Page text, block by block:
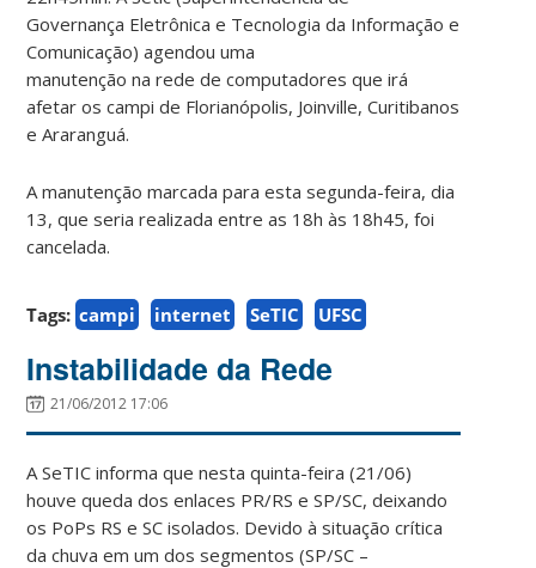
Governança Eletrônica e Tecnologia da Informação e
Comunicação) agendou uma
manutenção na rede de computadores que irá
afetar os campi de Florianópolis, Joinville, Curitibanos
e Araranguá.
A manutenção marcada para esta segunda-feira, dia
13, que seria realizada entre as 18h às 18h45, foi
cancelada.
Tags: campi internet SeTIC UFSC
Instabilidade da Rede
21/06/2012 17:06
A SeTIC informa que nesta quinta-feira (21/06)
houve queda dos enlaces PR/RS e SP/SC, deixando
os PoPs RS e SC isolados. Devido à situação crítica
da chuva em um dos segmentos (SP/SC –